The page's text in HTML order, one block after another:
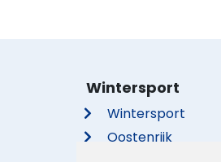
Wintersport
Wintersport
Oostenrijk